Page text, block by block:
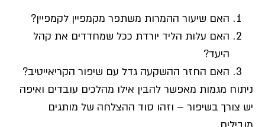
האם שיעור ההמרות משתפר מקמפיין לקמפיין?
האם עלות הליד יורדת ככל שמחדדים את קהל
היעד?
האם החזר ההשקעה גדל עם שיפור הקריאייטיב?
ניתוח מגמות מאפשר להבין אילו מהלכים עובדים ואיפה
יש צורך בשיפור – וזהו סוד ההצלחה של מותגים